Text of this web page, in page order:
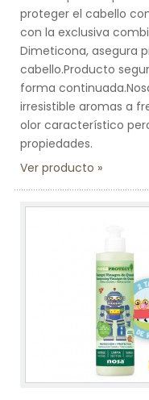
proteger el cabello
con la exclusiva
Dimeticona, asegura
cabello.Producto
forma
irresistible aromas a
olor característico
propiedades.
Ver producto